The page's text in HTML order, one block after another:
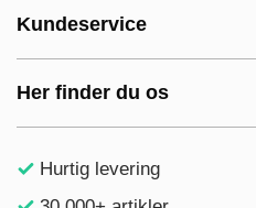
Kundeservice
Her finder du os
Hurtig levering